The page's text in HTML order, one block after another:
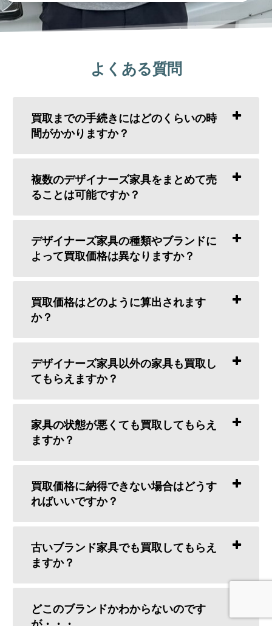
よくある質問
買取までの手続きにはどのくらいの時
間がかかりますか？
複数のデザイナーズ家具をまとめて売
ることは可能ですか？
デザイナーズ家具の種類やブランドに
よって買取価格は異なりますか？
買取価格はどのように算出されます
か？
デザイナーズ家具以外の家具も買取し
てもらえますか？
家具の状態が悪くても買取してもらえ
ますか？
買取価格に納得できない場合はどうす
ればいいですか？
古いブランド家具でも買取してもらえ
ますか？
どこのブランドかわからないのです